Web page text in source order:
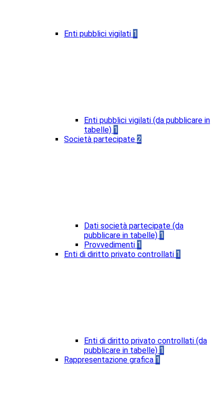
Enti pubblici vigilati 1
Enti pubblici vigilati (da pubblicare in
tabelle) 1
Società partecipate 2
Dati società partecipate (da
pubblicare in tabelle) 1
Provvedimenti 1
Enti di diritto privato controllati 1
Enti di diritto privato controllati (da
pubblicare in tabelle) 1
Rappresentazione grafica 1